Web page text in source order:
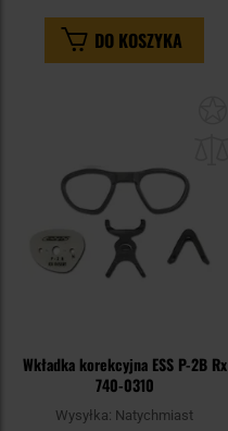
DO KOSZYKA
Wkładka korekcyjna ESS P-2B Rx
740-0310
Wysyłka: Natychmiast